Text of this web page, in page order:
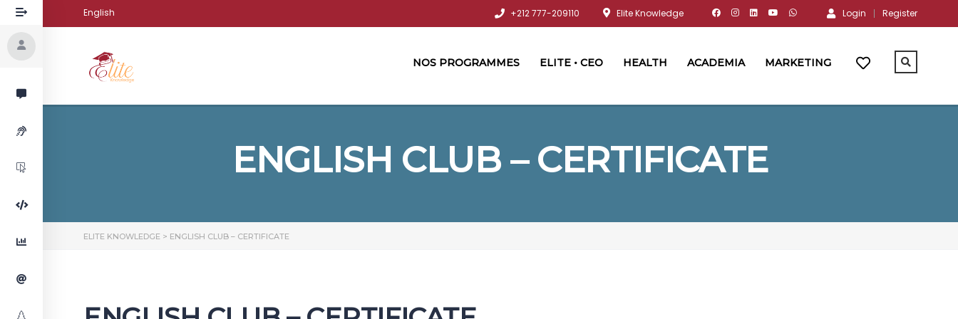
English Login Register
Elite Knowledge
+212 777-209110
NOS PROGRAMMES ELITE • CEO HEALTH ACADEMIA MARKETING
ENGLISH CLUB – CERTIFICATE
ELITE KNOWLEDGE > ENGLISH CLUB – CERTIFICATE